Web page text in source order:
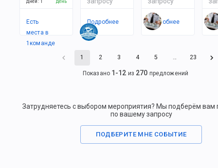
дней: 1
день
Есть
места в
1командe
Подробнее Подробнее
1 2 3 4 5 … 23
Показано 1 -12 из 270 предложений
Затрудняетесь с выбором мероприятия? Мы подберём вам
по вашему запросу
ПОДБЕРИТЕ МНЕ СОБЫТИЕ